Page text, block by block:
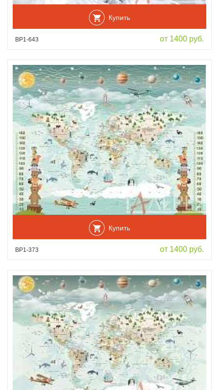
Купить
ВР1-643 от 1400 руб.
Купить
ВР1-373 от 1400 руб.